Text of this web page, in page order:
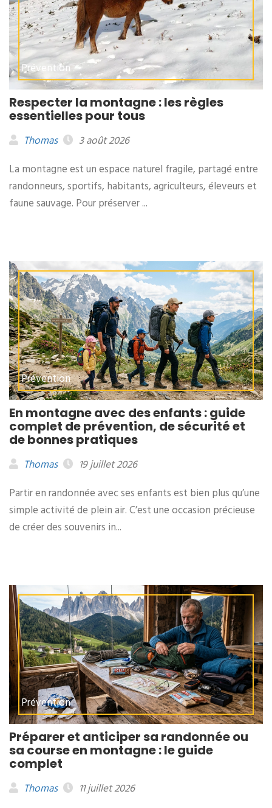
Prévention
Respecter la montagne : les règles
essentielles pour tous
Thomas
3 août 2026
La montagne est un espace naturel fragile, partagé entre
randonneurs, sportifs, habitants, agriculteurs, éleveurs et
faune sauvage. Pour préserver ...
Prévention
En montagne avec des enfants : guide
complet de prévention, de sécurité et
de bonnes pratiques
Thomas
19 juillet 2026
Partir en randonnée avec ses enfants est bien plus qu’une
simple activité de plein air. C’est une occasion précieuse
de créer des souvenirs in...
Prévention
Préparer et anticiper sa randonnée ou
sa course en montagne : le guide
complet
Thomas
11 juillet 2026